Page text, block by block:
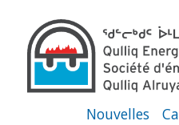
Nouvelles